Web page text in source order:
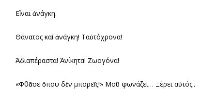
Εἶναι ἀνάγκη.
Θάνατος καὶ ἀνάγκη! Ταὐτόχρονα!
Ἀδιαπέραστα! Ἀνίκητα! Ζωογόνα!
«Φθᾶσε ὅπου δὲν μπορεῖς!» Μοῦ φωνάζει… Ξέρει αὐτός..